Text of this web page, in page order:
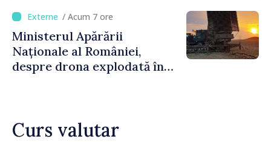
orășenesc a aprobat decizia
finală
/ Acum 7 ore
Ministerul Apărării
Naționale al României,
despre drona explodată în
Curs valutar